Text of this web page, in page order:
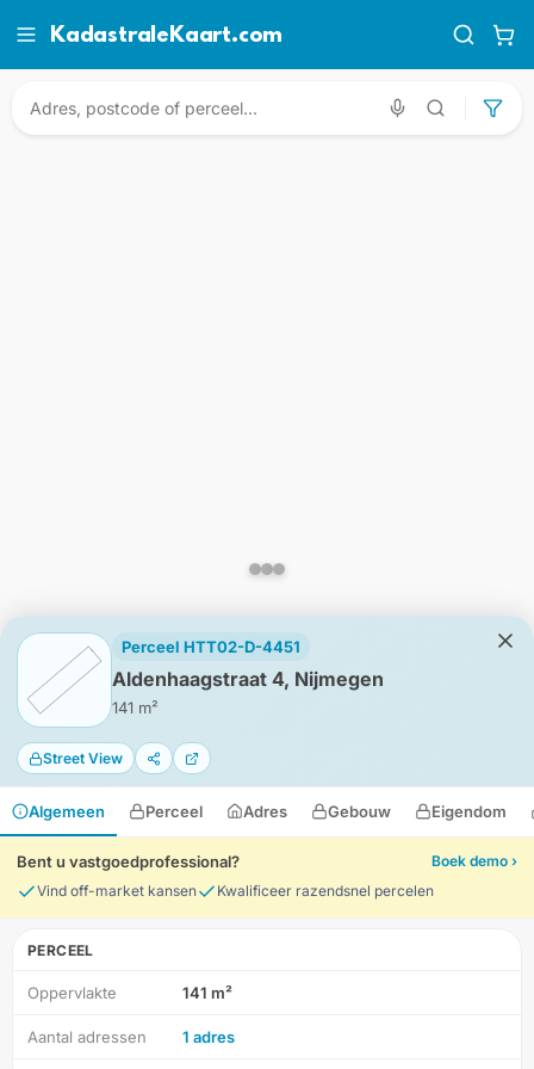
KadastraleKaart.com
Perceel HTT02-D-4451
Aldenhaagstraat 4, Nijmegen
141 m²
Street View
Algemeen Perceel Adres Gebouw Eigendom
Bent u vastgoedprofessional?
Boek demo ›
Vind off-market kansen
Kwalificeer razendsnel percelen
PERCEEL
Oppervlakte 141 m²
Aantal adressen 1 adres